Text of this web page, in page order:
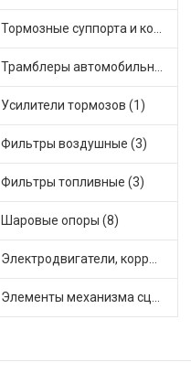
Тормозные суппорта и комплектующие (2)
Трамблеры автомобильные (2)
Усилители тормозов (1)
Фильтры воздушные (3)
Фильтры топливные (3)
Шаровые опоры (8)
Электродвигатели, корректоры и приводы автомобильн (8)
Элементы механизма сцепления (17)